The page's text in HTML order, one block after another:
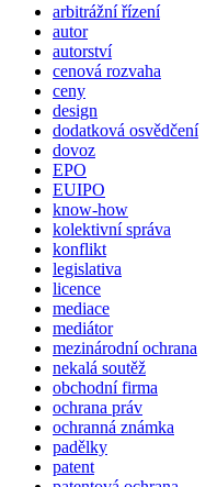
arbitrážní řízení
autor
autorství
cenová rozvaha
ceny
design
dodatková osvědčení
dovoz
EPO
EUIPO
know-how
kolektivní správa
konflikt
legislativa
licence
mediace
mediátor
mezinárodní ochrana
nekalá soutěž
obchodní firma
ochrana práv
ochranná známka
padělky
patent